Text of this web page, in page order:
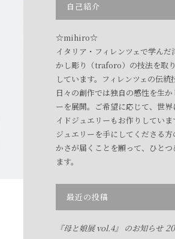
自己紹介
☆mihiro☆
イタリア・フィレンツェで学ん
かし彫り（traforo）の技法を取
しています。フィレンツェの伝統
日々の創作では独自の感性を生
ーを展開。ご希望に応じて、世
イドジュエリーもお作りしていま
ジュエリーを手にしてくださる
かさが届くことを願って、ひと
ます。
最近の投稿
『母と娘展 vol.4』 のお知らせ